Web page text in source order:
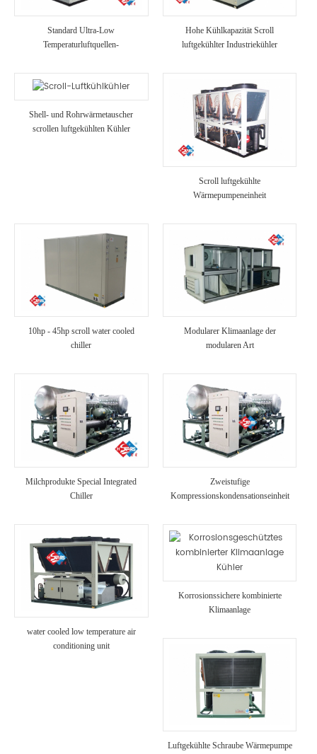
Standard Ultra-Low
Temperaturluftquellen-
Hohe Kühlkapazität Scroll
luftgekühlter Industriekühler
Shell- und Rohrwärmetauscher
scrollen luftgekühlten Kühler
Scroll luftgekühlte
Wärmepumpeneinheit
10hp - 45hp scroll water cooled
chiller
Modularer Klimaanlage der
modularen Art
Milchprodukte Special Integrated
Chiller
Zweistufige
Kompressionskondensationseinheit
water cooled low temperature air
conditioning unit
Korrosionssichere kombinierte
Klimaanlage
Luftgekühlte Schraube Wärmepumpe